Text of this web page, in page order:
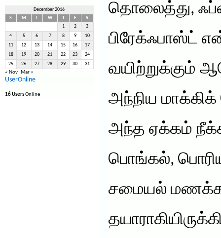
December 2016
S
M W F
S
1
2 3
4 5 6 7 8 9 10
11 12 13 14 15 16 17
18 19 20 21 22 23 24
25 26 27 28 29 30 31
« Nov Mar »
UserOnline
16 UsersOnline
தொலைத்து,
பிரேக்ஃபாஸ்ட்
வயிற்றுக்கும்
அந்நிய
அந்த ஏக்கம்
பொங்கல்,
சமையல்